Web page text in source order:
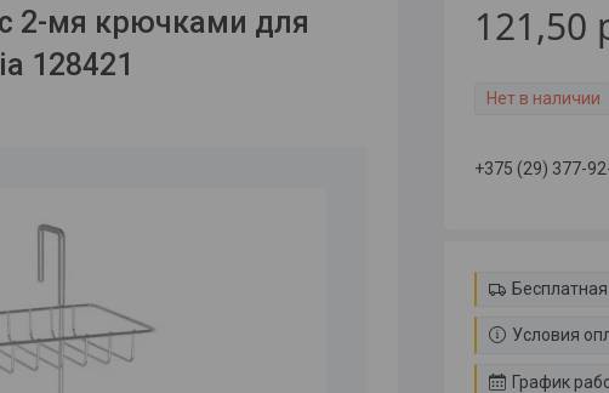
2-мя крючками для
128421
121,50
Нет в наличии
+375 (29) 377-
Условия
График